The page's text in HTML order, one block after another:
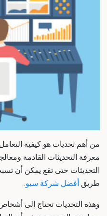
من أهم تحديات هو كيفية
معرفة التحديثات القادمة
التحديثات حتى تقع يمكن أن
طريقأفضل شركة سيو.
وهذه التحديات تحتاج إلى